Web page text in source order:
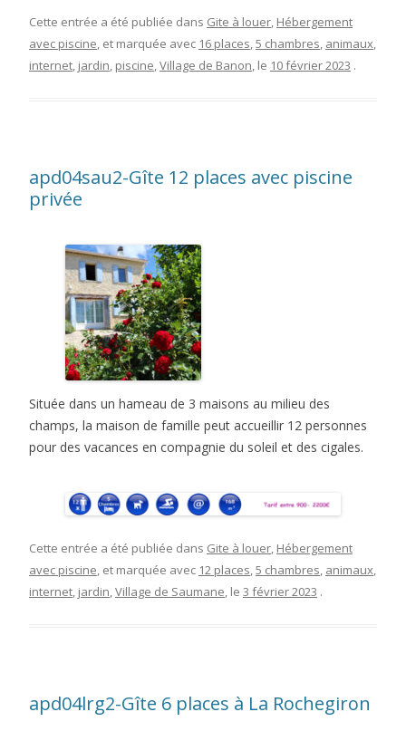
Cette entrée a été publiée dans Gite à louer, Hébergement
avec piscine, et marquée avec 16 places,5 chambres, animaux,
internet, jardin, piscine,Village de Banon, le 10 février 2023 .
apd04sau2-Gîte 12 places avec piscine
privée
Située dans un hameau de 3 maisons au milieu des
champs, la maison de famille peut accueillir 12 personnes
pour des vacances en compagnie du soleil et des cigales.
Cette entrée a été publiée dans Gite à louer, Hébergement
avec piscine, et marquée avec 12 places,5 chambres, animaux,
internet, jardin,Village de Saumane, le 3 février 2023 .
apd04lrg2-Gîte 6 places à La Rochegiron